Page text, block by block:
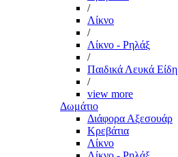
/
Λίκνο
/
Λίκνο - Ρηλάξ
/
Παιδικά Λευκά Είδη
/
view more
Δωμάτιο
Διάφορα Αξεσουάρ
Κρεβάτια
Λίκνο